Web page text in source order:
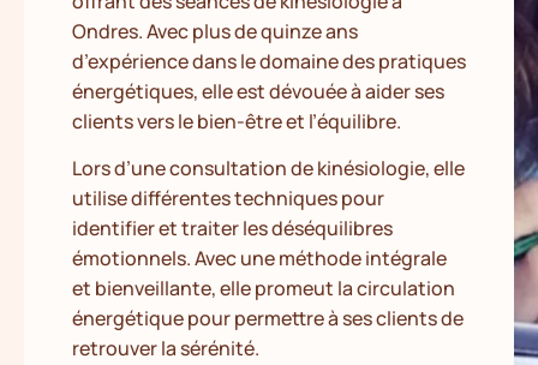
Ondres. Avec plus de quinze ans
d’expérience dans le domaine des pratiques
énergétiques, elle est dévouée à aider ses
clients vers le bien-être et l’équilibre.
Lors d’une consultation de kinésiologie, elle
utilise différentes techniques pour
identifier et traiter les déséquilibres
émotionnels. Avec une méthode intégrale
et bienveillante, elle promeut la circulation
énergétique pour permettre à ses clients de
retrouver la sérénité.